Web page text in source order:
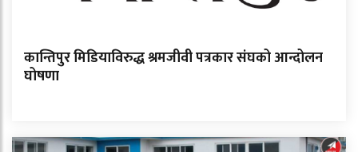
कान्तिपुर मिडियाविरुद्ध श्रमजीवी पत्रकार संघको आन्दोलन
घोषणा